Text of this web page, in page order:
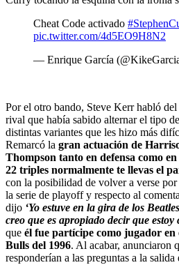
Cheat Code activado
pic.twitter.com/4d5EO9H8N2
— Enrique García
Por el otro bando, Steve Kerr habló
rival que había sabido alternar el tipo
distintas variantes que les hizo más
Remarcó la gran actuación de
Thompson tanto en defensa como
22 triples normalmente te llevas el
con la posibilidad de volver a verse
la serie de playoff y respecto al
dijo ‘Yo estuve en la gira de los
creo que es apropiado decir que estoy
que él fue partícipe como jugador
Bulls del 1996. Al acabar, anunciaron
responderían a las preguntas a la salida